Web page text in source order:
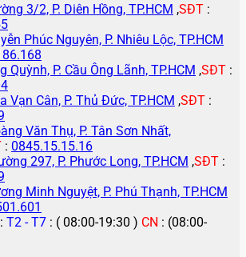
3/2, P. Diên Hồng, TP.HCM ,SĐT :
Phúc Nguyên, P. Nhiêu Lộc, TP.HCM
Quỳnh, P. Cầu Ông Lãnh, TP.HCM ,SĐT :
Vạn Cân, P. Thủ Đức, TP.HCM ,SĐT :
Văn Thụ, P. Tân Sơn Nhất,
: 0845.15.15.16
297, P. Phước Long, TP.HCM ,SĐT :
Minh Nguyệt, P. Phú Thạnh, TP.HCM
: T2 - T7 : ( 08:00-19:30 ) CN : (08:00-